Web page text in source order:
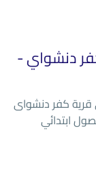
بكفر دنشواي -
في قرية كفر دنشواى